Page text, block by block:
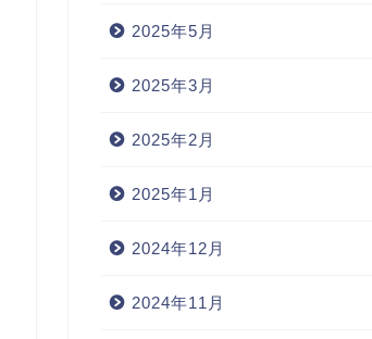
2025年5月
2025年3月
2025年2月
2025年1月
2024年12月
2024年11月